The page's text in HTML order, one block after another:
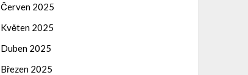
Červen 2025
Květen 2025
Duben 2025
Březen 2025